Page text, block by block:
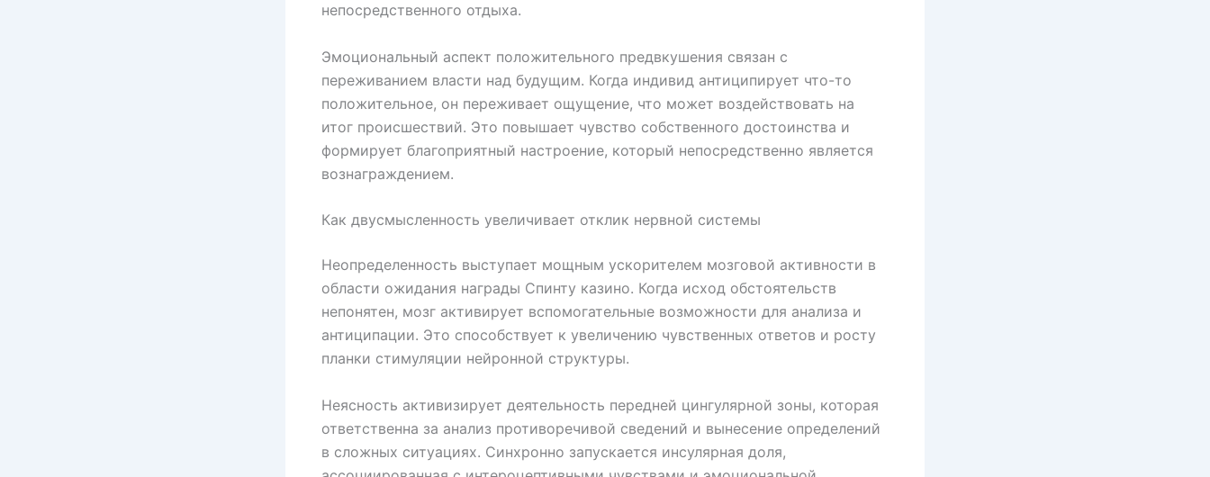
непосредственного отдыха.
Эмоциональный аспект положительного предвкушения связан с
переживанием власти над будущим. Когда индивид антиципирует что-то
положительное, он переживает ощущение, что может воздействовать на
итог происшествий. Это повышает чувство собственного достоинства и
формирует благоприятный настроение, который непосредственно является
вознаграждением.
Как двусмысленность увеличивает отклик нервной системы
Неопределенность выступает мощным ускорителем мозговой активности в
области ожидания награды Спинту казино. Когда исход обстоятельств
непонятен, мозг активирует вспомогательные возможности для анализа и
антиципации. Это способствует к увеличению чувственных ответов и росту
планки стимуляции нейронной структуры.
Неясность активизирует деятельность передней цингулярной зоны, которая
ответственна за анализ противоречивой сведений и вынесение определений
в сложных ситуациях. Синхронно запускается инсулярная доля,